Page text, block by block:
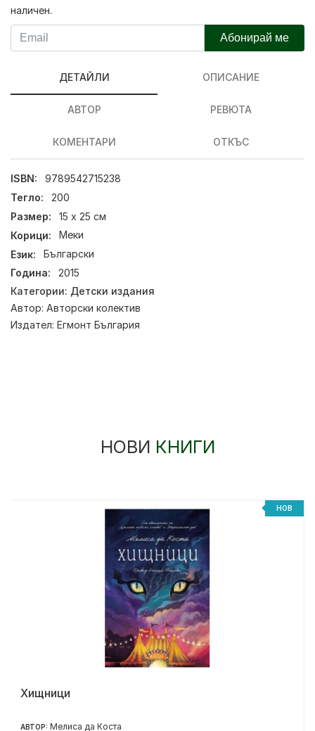
наличен.
Абонирай ме
ДЕТАЙЛИ ОПИСАНИЕ
АВТОР РЕВЮТА
КОМЕНТАРИ ОТКЪС
ISBN:
9789542715238
Тегло:
200
Размер:
15 х 25 см
Корици:
Меки
Език:
Български
Година:
2015
Категории: Детски издания
Автор: Авторски колектив
Издател: Егмонт България
НОВИ КНИГИ
НОВ
Хищници
АВТОР: Мелиса да Коста